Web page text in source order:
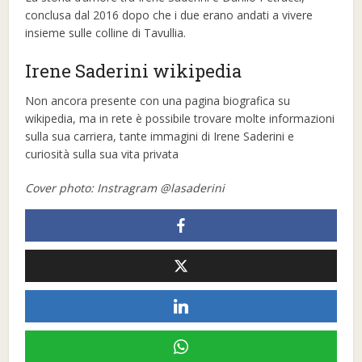
conclusa dal 2016 dopo che i due erano andati a vivere
insieme sulle colline di Tavullia.
Irene Saderini wikipedia
Non ancora presente con una pagina biografica su
wikipedia, ma in rete è possibile trovare molte informazioni
sulla sua carriera, tante immagini di Irene Saderini e
curiosità sulla sua vita privata
Cover photo: Instragram @lasaderini